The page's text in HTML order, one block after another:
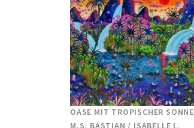
OASE MIT TROPISCHER SONNE
M.S. BASTIAN / ISABELLE L.